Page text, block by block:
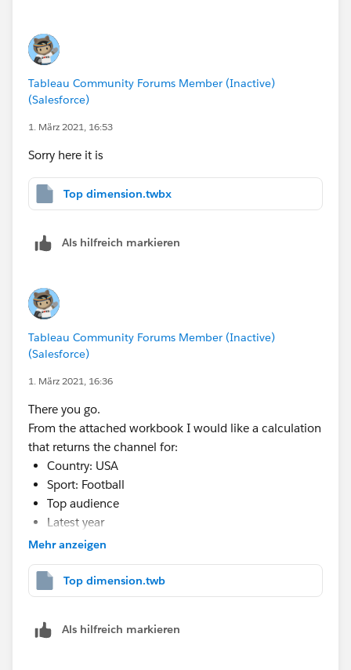
Tableau Community Forums Member (Inactive)
(Salesforce)
1. März 2021, 16:53
Sorry here it is
Top dimension.twbx
Als hilfreich markieren
Tableau Community Forums Member (Inactive)
(Salesforce)
1. März 2021, 16:36
There you go.
From the attached workbook I would like a calculation
that returns the channel for:
Country: USA
Sport: Football
Top audience
Latest year
Thanks a lot for your help!!
Mehr anzeigen
Top dimension.twb
Als hilfreich markieren